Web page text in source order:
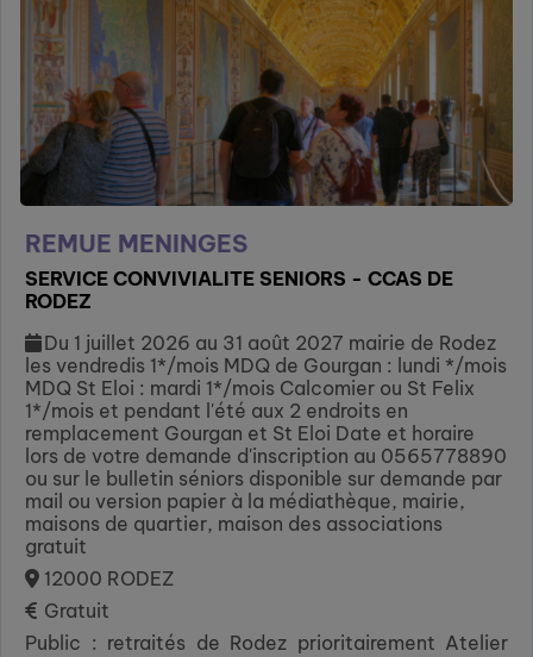
REMUE MENINGES
SERVICE CONVIVIALITE SENIORS - CCAS DE
RODEZ
Du 1 juillet 2026 au 31 août 2027 mairie de Rodez
les vendredis 1*/mois MDQ de Gourgan : lundi */mois
MDQ St Eloi : mardi 1*/mois Calcomier ou St Felix
1*/mois et pendant l'été aux 2 endroits en
remplacement Gourgan et St Eloi Date et horaire
lors de votre demande d'inscription au 0565778890
ou sur le bulletin séniors disponible sur demande par
mail ou version papier à la médiathèque, mairie,
maisons de quartier, maison des associations
gratuit
12000 RODEZ
Gratuit
Public : retraités de Rodez prioritairement Atelier